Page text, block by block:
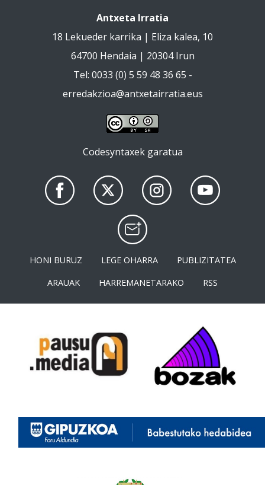
Antxeta Irratia
18 Lekueder karrika | Eliza kalea, 10
64700 Hendaia | 20304 Irun
Tel: 0033 (0) 5 59 48 36 65 -
erredakzioa@antxetairratia.eus
Codesyntaxek garatua
HONI BURUZ LEGE OHARRA
PUBLIZITATEA
ARAUAK
HARREMANETARAKO RSS